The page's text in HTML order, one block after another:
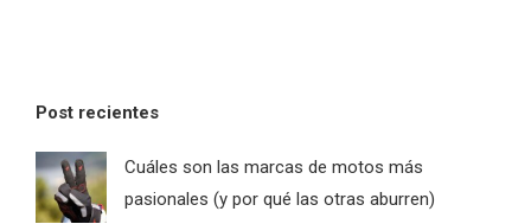
Post recientes
Cuáles son las marcas de motos más
pasionales (y por qué las otras aburren)